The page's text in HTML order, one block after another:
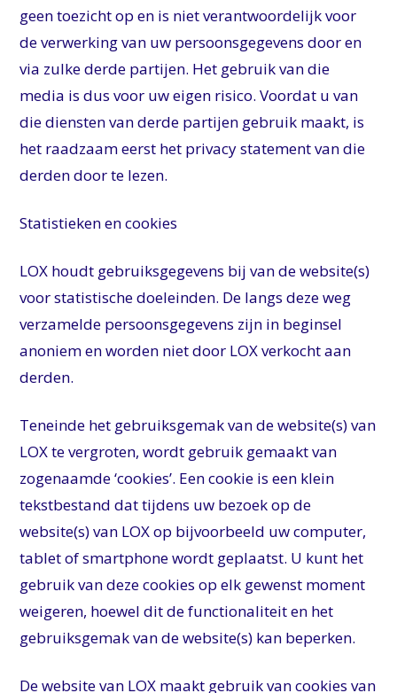
geen toezicht op en is niet verantwoordelijk voor
de verwerking van uw persoonsgegevens door en
via zulke derde partijen. Het gebruik van die
media is dus voor uw eigen risico. Voordat u van
die diensten van derde partijen gebruik maakt, is
het raadzaam eerst het privacy statement van die
derden door te lezen.
Statistieken en cookies
LOX houdt gebruiksgegevens bij van de website(s)
voor statistische doeleinden. De langs deze weg
verzamelde persoonsgegevens zijn in beginsel
anoniem en worden niet door LOX verkocht aan
derden.
Teneinde het gebruiksgemak van de website(s) van
LOX te vergroten, wordt gebruik gemaakt van
zogenaamde ‘cookies’. Een cookie is een klein
tekstbestand dat tijdens uw bezoek op de
website(s) van LOX op bijvoorbeeld uw computer,
tablet of smartphone wordt geplaatst. U kunt het
gebruik van deze cookies op elk gewenst moment
weigeren, hoewel dit de functionaliteit en het
gebruiksgemak van de website(s) kan beperken.
De website van LOX maakt gebruik van cookies van